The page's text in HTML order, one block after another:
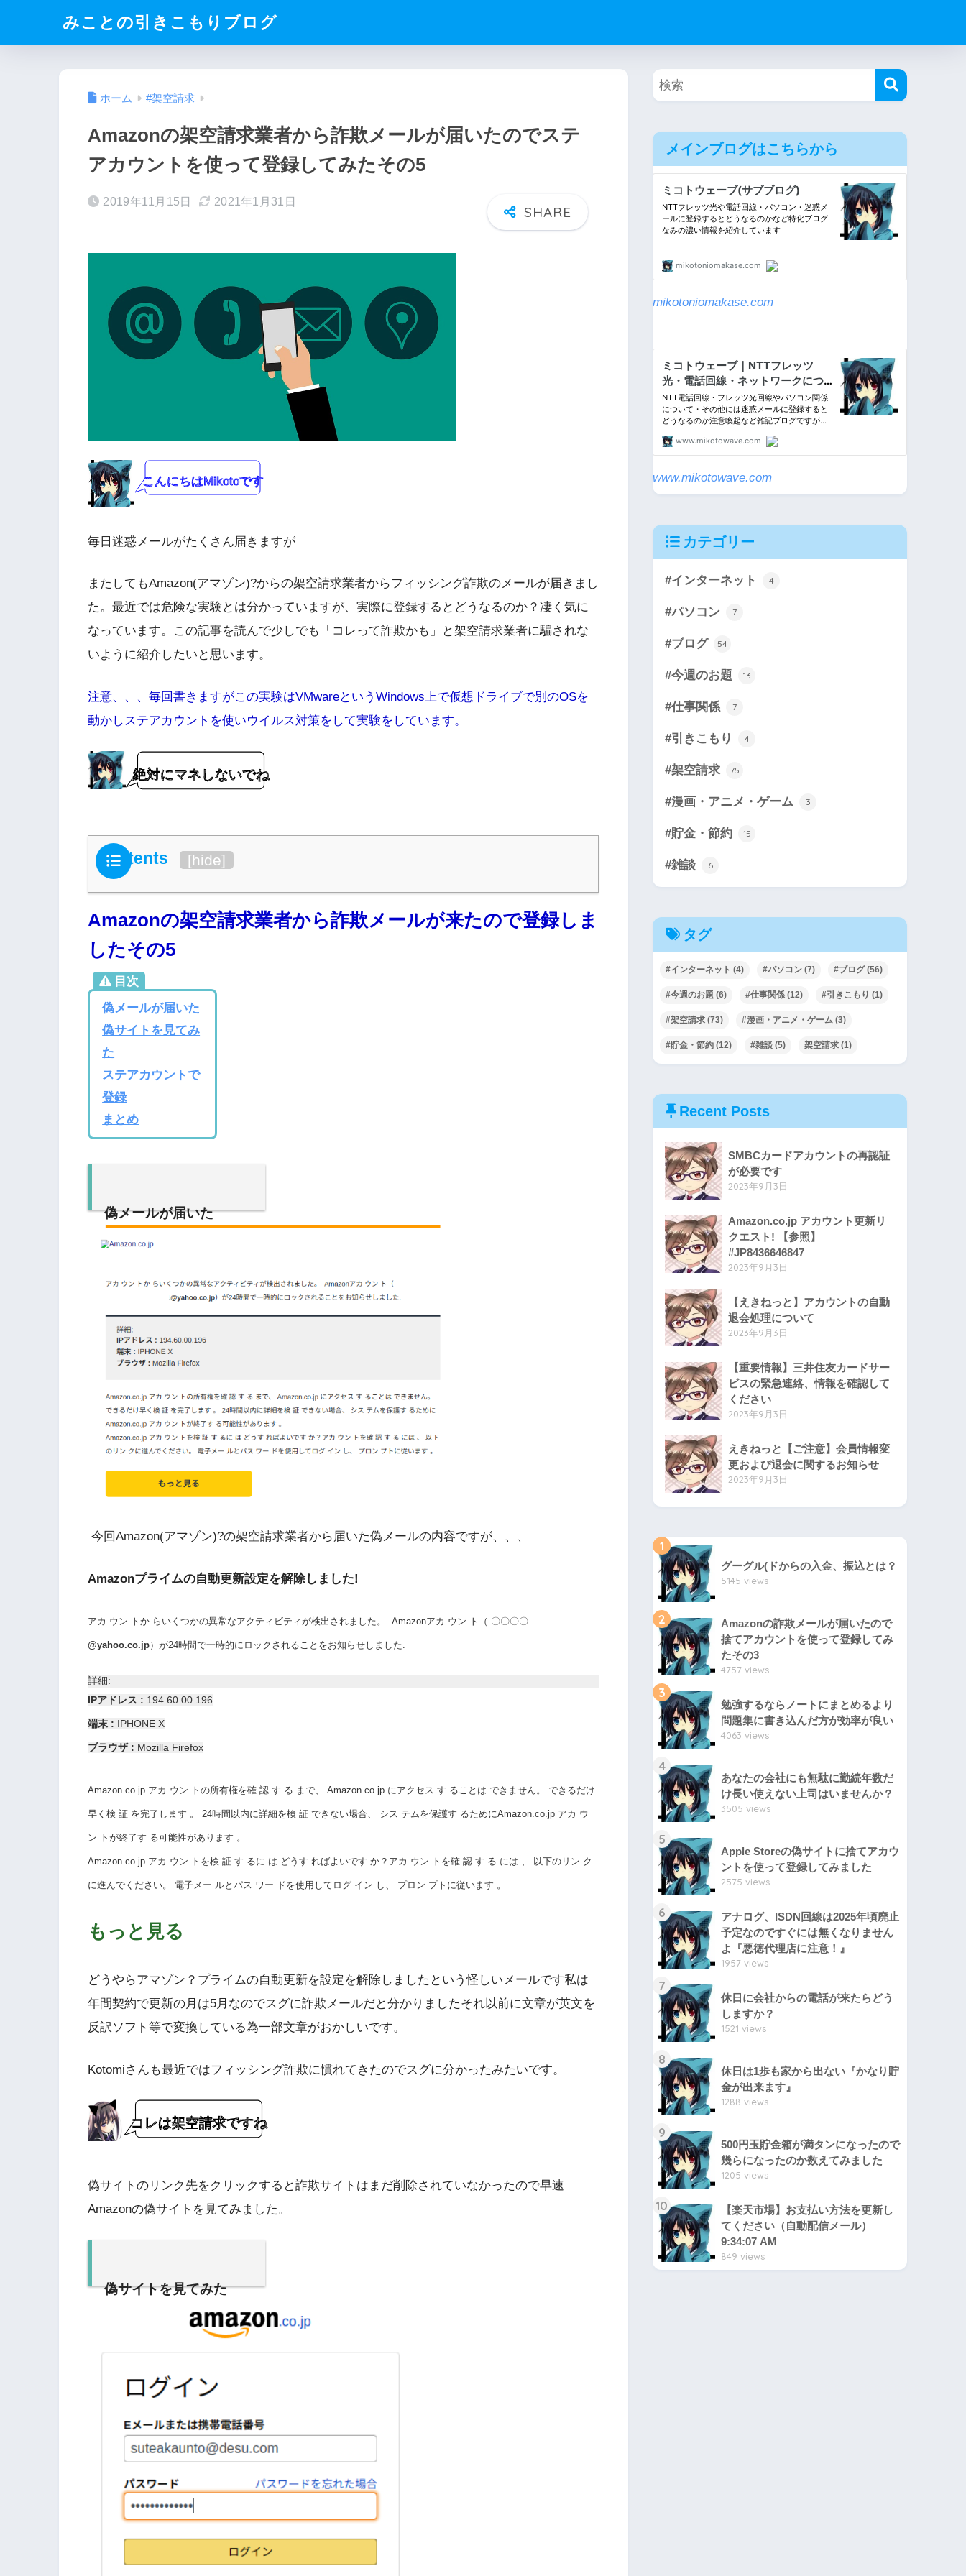
みことの引きこもりブログ
ホーム #架空請求
Amazonの架空請求業者から詐欺メールが届いたのでステ
アカウントを使って登録してみたその5
2019年11月15日 2021年1月31日
こんにちはMikotoです
毎日迷惑メールがたくさん届きますが
またしてもAmazon(アマゾン)?からの架空請求業者からフィッシング詐欺のメールが届きまし
た。最近では危険な実験とは分かっていますが、実際に登録するとどうなるのか？凄く気に
なっています。この記事を読んで少しでも「コレって詐欺かも」と架空請求業者に騙されな
いように紹介したいと思います。
注意、、、毎回書きますがこの実験はVMwareというWindows上で仮想ドライブで別のOSを
動かしステアカウントを使いウイルス対策をして実験をしています。
絶対にマネしないでね
Contents [hide]
Amazonの架空請求業者から詐欺メールが来たので登録しま
したその5
目次
偽メールが届いた
偽サイトを見てみ
た
ステアカウントで
登録
まとめ
偽メールが届いた
今回Amazon(アマゾン)?の架空請求業者から届いた偽メールの内容ですが、、、
Amazonプライムの自動更新設定を解除しました!
アカ ウン トか らいくつかの異常なアクティビティが検出されました。 Amazonアカ ウン ト（ 〇〇〇〇
@yahoo.co.jp）が24時間で一時的にロックされることをお知らせしました.
詳細:
IPアドレス : 194.60.00.196
端末 : IPHONE X
ブラウザ : Mozilla Firefox
Amazon.co.jp アカ ウン トの所有権を確 認 す る まで、 Amazon.co.jp にアクセス す ることは できません。 できるだけ
早く検 証 を完了します 。 24時間以内に詳細を検 証 できない場合、 シス テムを保護す るためにAmazon.co.jp アカ ウ
ン トが終了す る可能性があります 。
Amazon.co.jp アカ ウン トを検 証 す るに は どうす ればよいです か？アカ ウン トを確 認 す る には 以下のリン ク
に進んでください。 電子メー ルとパス ワー ドを使用してログ イン し、 プロン プ トに従います 。
もっと見る
どうやらアマゾン？プライムの自動更新を設定を解除しましたという怪しいメールです私は
年間契約で更新の月は5月なのでスグに詐欺メールだと分かりましたそれ以前に文章が英文を
反訳ソフト等で変換している為一部文章がおかしいです。
Kotomiさんも最近ではフィッシング詐欺に慣れてきたのでスグに分かったみたいです。
コレは架空請求ですね
偽サイトのリンク先をクリックすると詐欺サイトはまだ削除されていなかったので早速
Amazonの偽サイトを見てみました。
偽サイトを見てみた
メインブログはこちらから
mikotoniomakase.com
www.mikotowave.com
カテゴリー
#インターネット 4
#パソコン 7
#ブログ 54
#今週のお題 13
#仕事関係 7
#引きこもり 4
#架空請求 75
#漫画・アニメ・ゲーム 3
#貯金・節約 15
#雑談 6
タグ
#インターネット (4) #パソコン (7) #ブログ(56)
#今週のお題 (6) #仕事関係 (12) #引きこもり (1)
#架空請求 (73) #漫画・アニメ・ゲーム (3)
#貯金・節約 (12) #雑談 (5) 架空請求 (1)
Recent Posts
SMBCカードアカウントの再認証
が必要です
2023年9月3日
Amazon.co.jp アカウント更新リ
クエスト! 【参照】
#JP8436646847
2023年9月3日
【えきねっと】アカウントの自動
退会処理について
2023年9月3日
【重要情報】三井住友カードサー
ビスの緊急連絡、情報を確認して
ください
2023年9月3日
えきねっと【ご注意】会員情報変
更および退会に関するお知らせ
2023年9月3日
1
グーグル(ドからの入金、振込とは？
5145 views
2
Amazonの詐欺メールが届いたので
捨てアカウントを使って登録してみ
たその3
4757 views
3
勉強するならノートにまとめるより
問題集に書き込んだ方が効率が良い
4063 views
4
あなたの会社にも無駄に勤続年数だ
け長い使えない上司はいませんか？
3505 views
5
Apple Storeの偽サイトに捨てアカウ
ントを使って登録してみました
2575 views
6
アナログ、ISDN回線は2025年頃廃止
予定なのですぐには無くなりません
よ『悪徳代理店に注意！』
1957 views
7
休日に会社からの電話が来たらどう
しますか？
1521 views
8
休日は1歩も家から出ない『かなり貯
金が出来ます』
1288 views
9
500円玉貯金箱が満タンになったので
幾らになったのか数えてみました
1205 views
10
【楽天市場】お支払い方法を更新し
てください（自動配信メール）
9:34:07 AM
849 views